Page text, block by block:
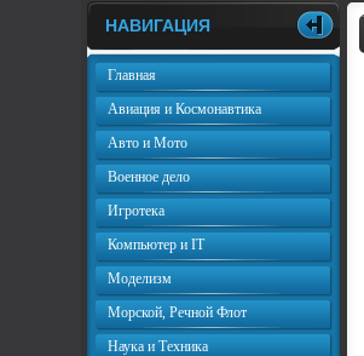
НАВИГАЦИЯ
Главная
Авиация и Космонавтика
Авто и Мото
Военное дело
Игротека
Компьютер и IT
Моделизм
Морской, Речной Флот
Наука и Техника